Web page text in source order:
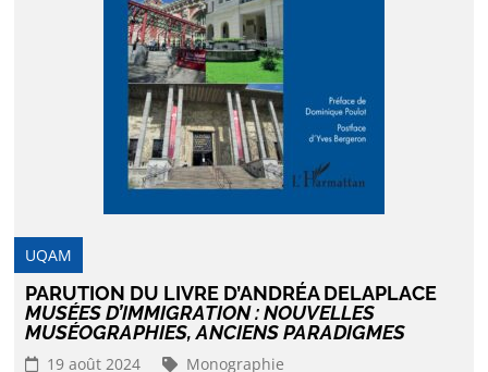
UQAM
PARUTION DU LIVRE D’ANDRÉA DELAPLACE
MUSÉES D’IMMIGRATION : NOUVELLES
MUSÉOGRAPHIES, ANCIENS PARADIGMES
19 août 2024 Monographie